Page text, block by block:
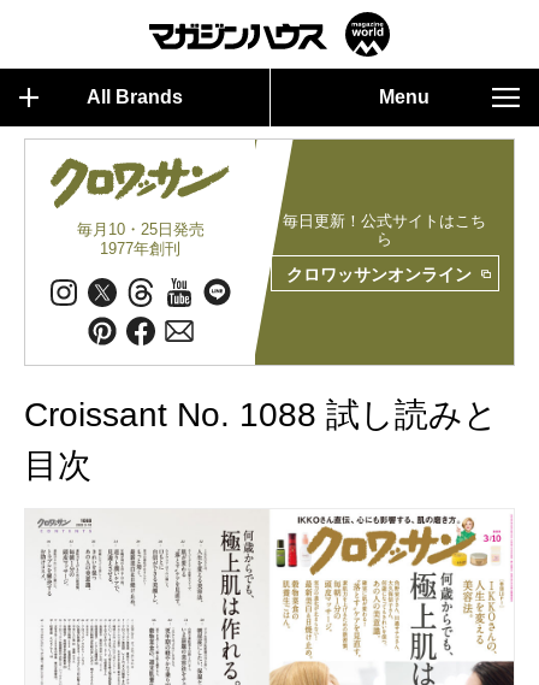
All Brands Menu
毎月10・25日発売
1977年創刊
毎日更新！公式サイトはこち
ら
クロワッサンオンライン
Croissant No. 1088 試し読みと
目次